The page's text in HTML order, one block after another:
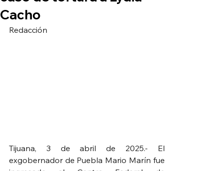
Cacho
Redacción
Tijuana, 3 de abril de 2025.- El
exgobernador de Puebla Mario Marín fue